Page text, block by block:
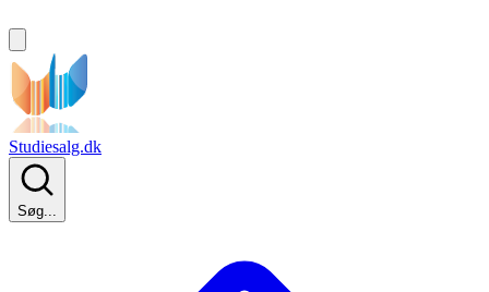
Studiesalg.dk
Søg...